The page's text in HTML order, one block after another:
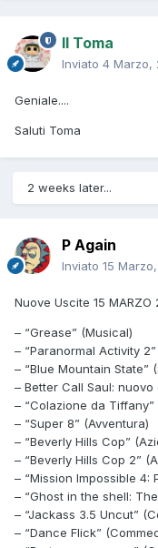
Il Toma
Inviato 4 Marzo,
Geniale....
Saluti Toma
2 weeks later...
P Again
Inviato 15
Nuove Uscite 15 MARZO
– “Grease” (Musical)
– “Paranormal Activity
– “Blue Mountain State”
– Better Call Saul:
– “Colazione da Tiffany”
– “Super 8” (Avventura)
– “Beverly Hills Cop”
– “Beverly Hills Cop 2”
– “Mission Impossible 4:
– “Ghost in the shell:
– “Jackass 3.5 Uncut”
– “Dance Flick”